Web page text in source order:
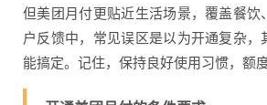
但美团月付更贴近生活场景，覆盖餐饮
户反馈中，常见误区是以为开通复杂，
能搞定。记住，保持良好使用习惯，额